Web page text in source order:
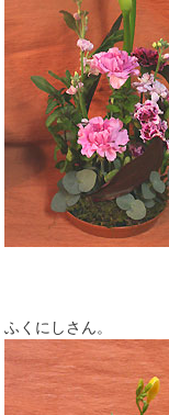
ふくにしさん。